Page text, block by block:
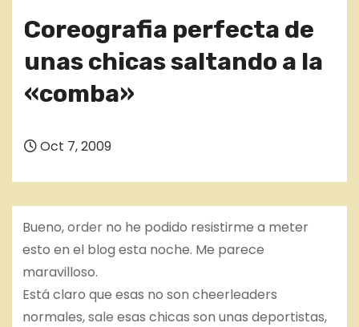
Coreografia perfecta de
unas chicas saltando a la
«comba»
Oct 7, 2009
Bueno,orderno he podido resistirme a meter
esto en el blog esta noche. Me parece
maravilloso.
Está claro que esas no son cheerleaders
normales,sale esas chicas son unas deportistas,